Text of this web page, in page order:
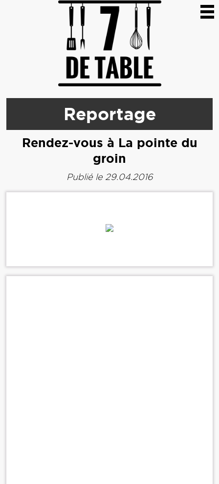
Reportage
Rendez-vous à La pointe du
groin
Publié le 29.04.2016